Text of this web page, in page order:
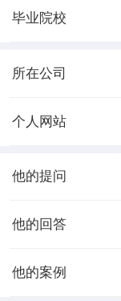
毕业院校
所在公司
个人网站
他的提问
他的回答
他的案例